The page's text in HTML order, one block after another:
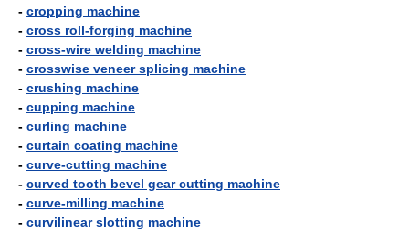
- cropping machine
- cross roll-forging machine
- cross-wire welding machine
- crosswise veneer splicing machine
- crushing machine
- cupping machine
- curling machine
- curtain coating machine
- curve-cutting machine
- curved tooth bevel gear cutting machine
- curve-milling machine
- curvilinear slotting machine